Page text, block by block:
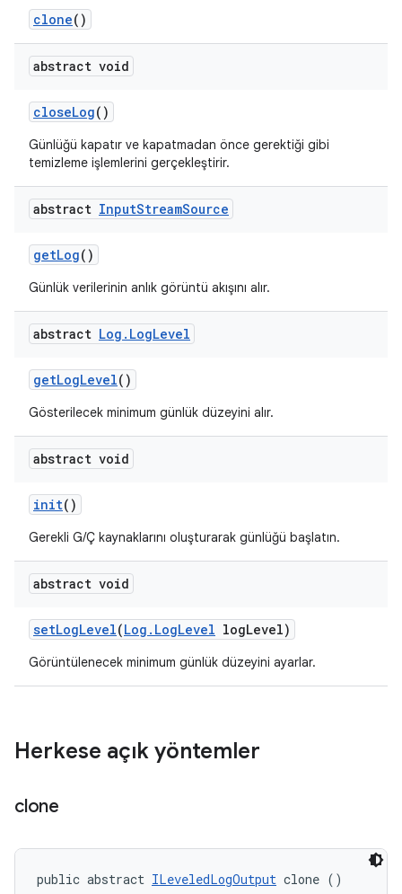
clone()
abstract void
closeLog()
Günlüğü kapatır ve kapatmadan önce gerektiği gibi
temizleme işlemlerini gerçekleştirir.
abstract InputStreamSource
getLog()
Günlük verilerinin anlık görüntü akışını alır.
abstract Log . LogLevel
getLogLevel()
Gösterilecek minimum günlük düzeyini alır.
abstract void
init()
Gerekli G/Ç kaynaklarını oluşturarak günlüğü başlatın.
abstract void
setLogLevel(Log . LogLevel logLevel)
Görüntülenecek minimum günlük düzeyini ayarlar.
Herkese açık yöntemler
clone
public abstract ILeveledLogOutput clone ()